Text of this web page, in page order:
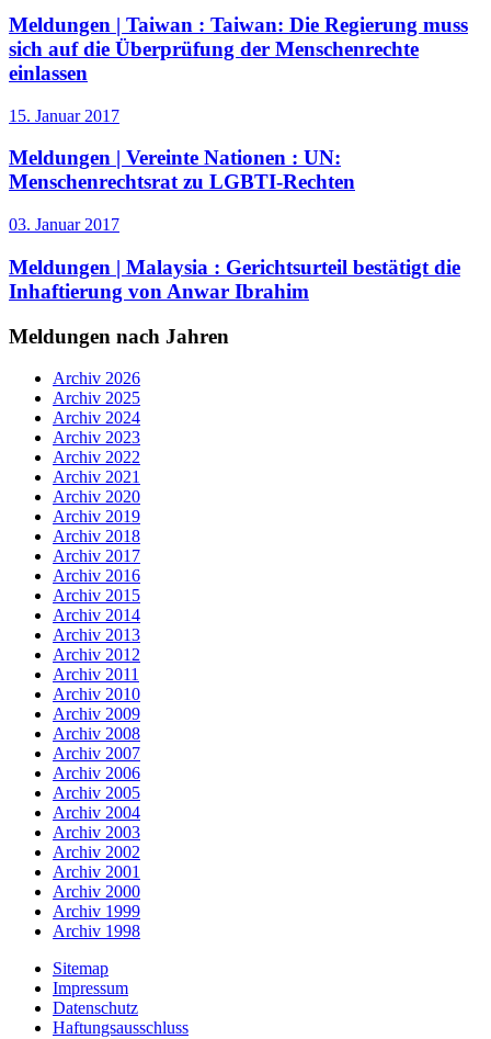
Meldungen | Taiwan : Taiwan: Die Regierung muss
sich auf die Überprüfung der Menschenrechte
einlassen
15. Januar 2017
Meldungen | Vereinte Nationen : UN:
Menschenrechtsrat zu LGBTI-Rechten
03. Januar 2017
Meldungen | Malaysia : Gerichtsurteil bestätigt die
Inhaftierung von Anwar Ibrahim
Meldungen nach Jahren
Archiv 2026
Archiv 2025
Archiv 2024
Archiv 2023
Archiv 2022
Archiv 2021
Archiv 2020
Archiv 2019
Archiv 2018
Archiv 2017
Archiv 2016
Archiv 2015
Archiv 2014
Archiv 2013
Archiv 2012
Archiv 2011
Archiv 2010
Archiv 2009
Archiv 2008
Archiv 2007
Archiv 2006
Archiv 2005
Archiv 2004
Archiv 2003
Archiv 2002
Archiv 2001
Archiv 2000
Archiv 1999
Archiv 1998
Sitemap
Impressum
Datenschutz
Haftungsausschluss